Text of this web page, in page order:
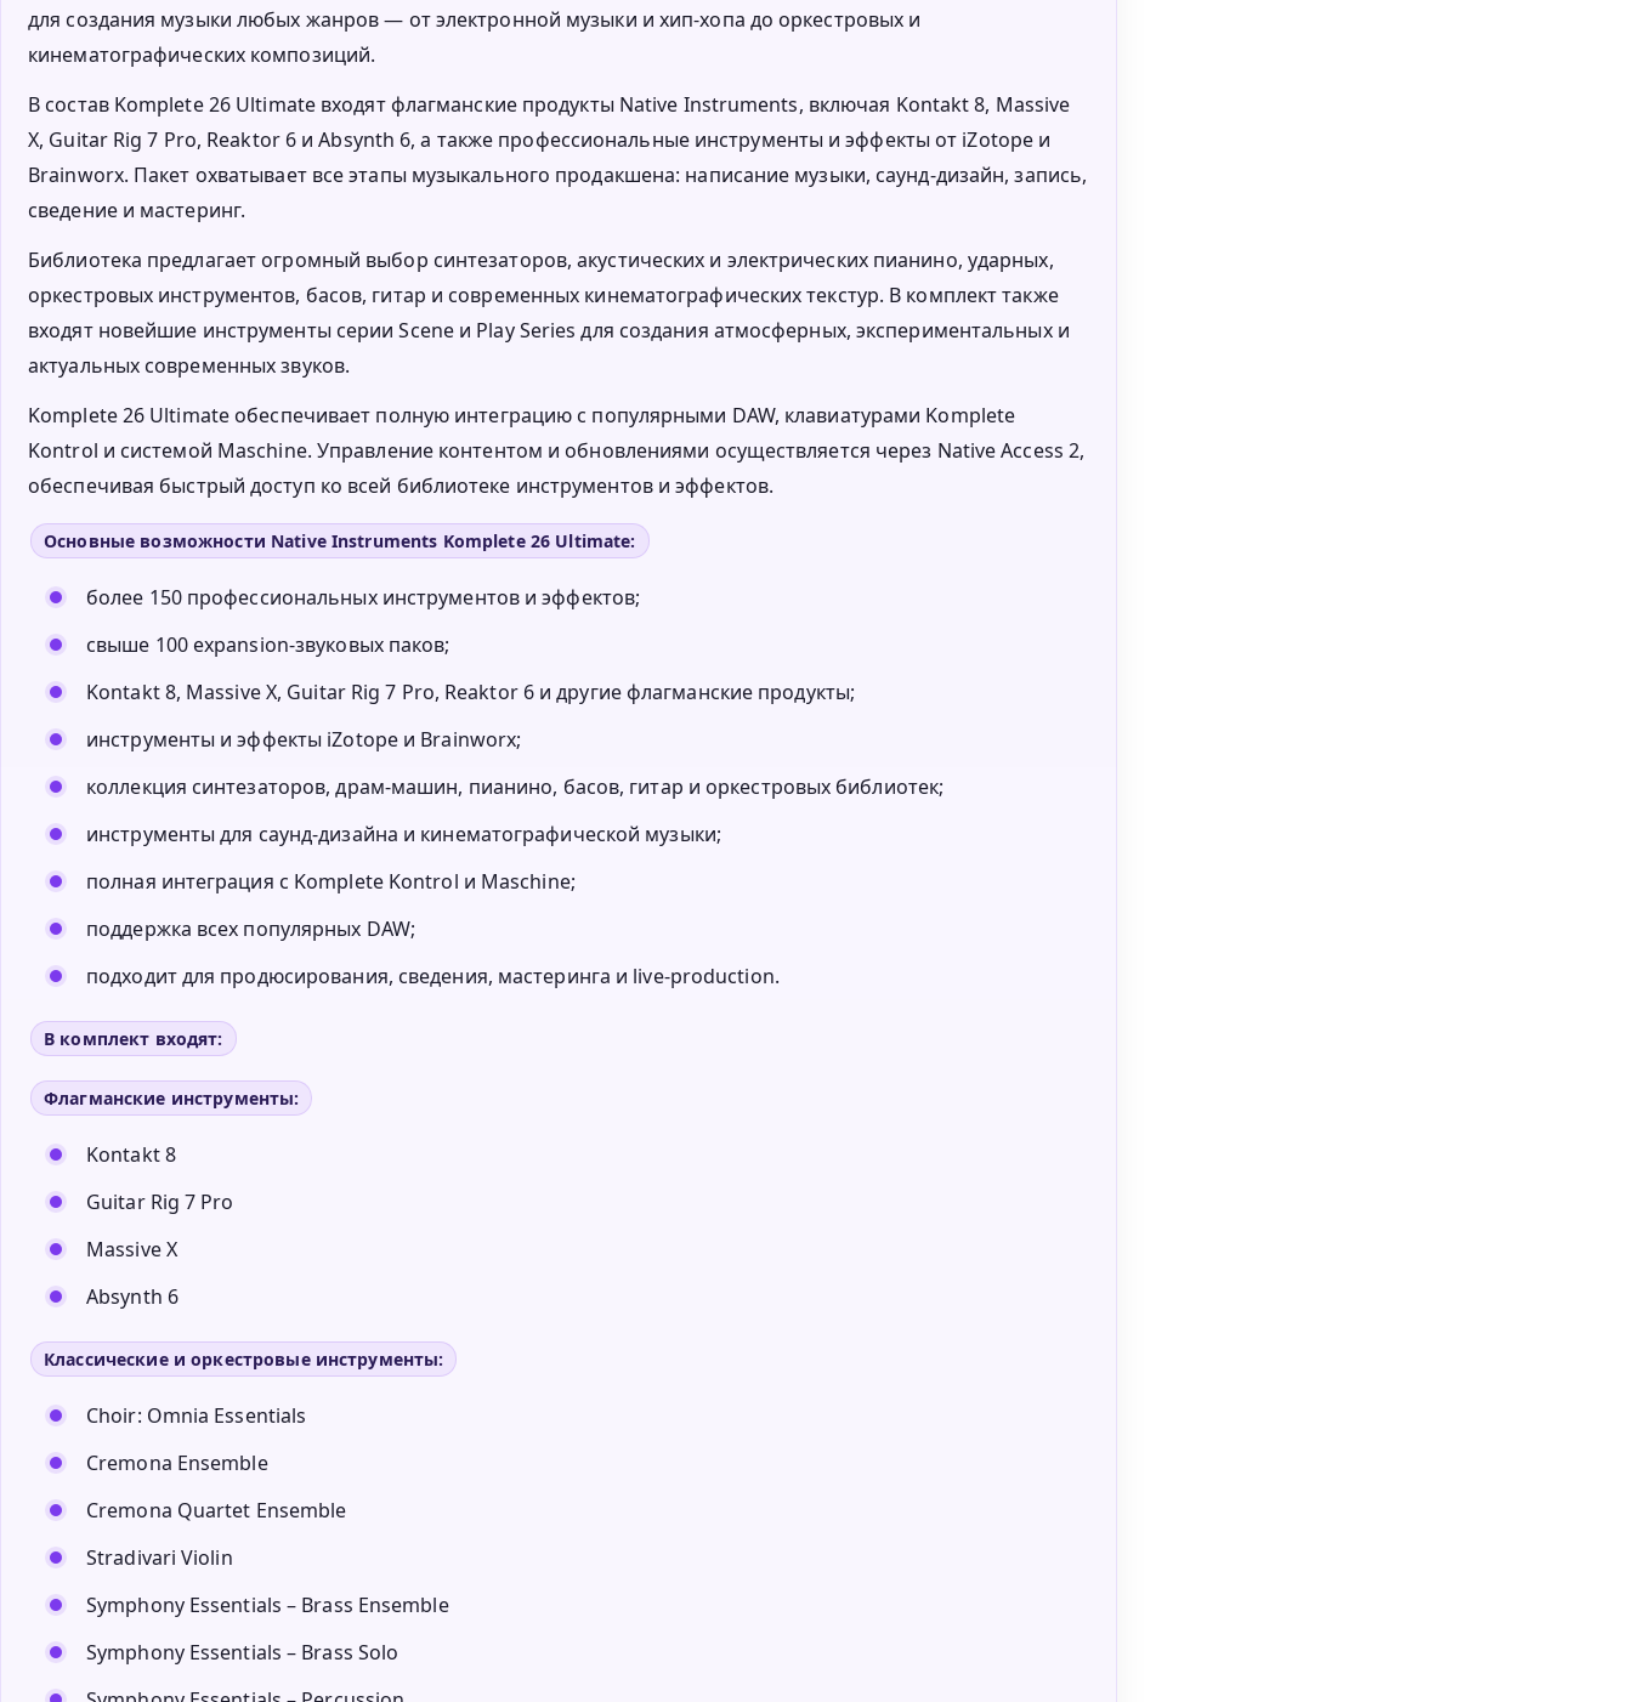
для создания музыки любых жанров — от электронной музыки и хип-хопа до оркестровых и
кинематографических композиций.
В состав Komplete 26 Ultimate входят флагманские продукты Native Instruments, включая Kontakt 8, Massive
X, Guitar Rig 7 Pro, Reaktor 6 и Absynth 6, а также профессиональные инструменты и эффекты от iZotope и
Brainworx. Пакет охватывает все этапы музыкального продакшена: написание музыки, саунд-дизайн, запись,
сведение и мастеринг.
Библиотека предлагает огромный выбор синтезаторов, акустических и электрических пианино, ударных,
оркестровых инструментов, басов, гитар и современных кинематографических текстур. В комплект также
входят новейшие инструменты серии Scene и Play Series для создания атмосферных, экспериментальных и
актуальных современных звуков.
Komplete 26 Ultimate обеспечивает полную интеграцию с популярными DAW, клавиатурами Komplete
Kontrol и системой Maschine. Управление контентом и обновлениями осуществляется через Native Access 2,
обеспечивая быстрый доступ ко всей библиотеке инструментов и эффектов.
Основные возможности Native Instruments Komplete 26 Ultimate:
более 150 профессиональных инструментов и эффектов;
свыше 100 expansion-звуковых паков;
Kontakt 8, Massive X, Guitar Rig 7 Pro, Reaktor 6 и другие флагманские продукты;
инструменты и эффекты iZotope и Brainworx;
коллекция синтезаторов, драм-машин, пианино, басов, гитар и оркестровых библиотек;
инструменты для саунд-дизайна и кинематографической музыки;
полная интеграция с Komplete Kontrol и Maschine;
поддержка всех популярных DAW;
подходит для продюсирования, сведения, мастеринга и live-production.
В комплект входят:
Флагманские инструменты:
Kontakt 8
Guitar Rig 7 Pro
Massive X
Absynth 6
Классические и оркестровые инструменты:
Choir: Omnia Essentials
Cremona Ensemble
Cremona Quartet Ensemble
Stradivari Violin
Symphony Essentials – Brass Ensemble
Symphony Essentials – Brass Solo